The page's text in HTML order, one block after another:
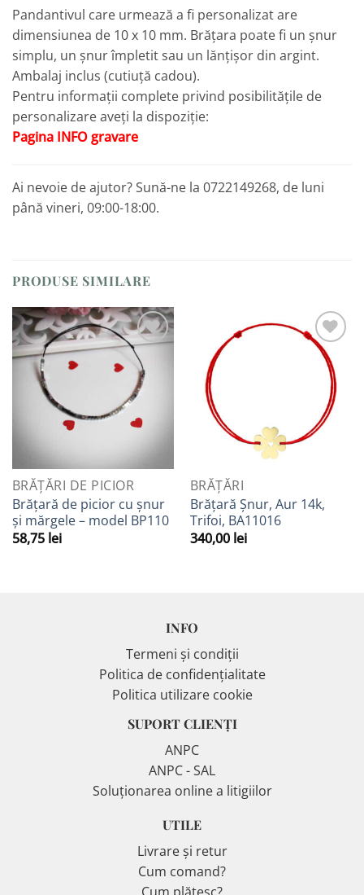
Pandantivul care urmează a fi personalizat are
dimensiunea de 10 x 10 mm. Brățara poate fi un șnur
simplu, un șnur împletit sau un lănțișor din argint.
Ambalaj inclus (cutiuță cadou).
Pentru informații complete privind posibilitățile de
personalizare aveți la dispoziție:
Pagina INFO gravare
Ai nevoie de ajutor? Sună-ne la 0722149268, de luni
până vineri, 09:00-18:00.
PRODUSE SIMILARE
Adaugă
la
Favorite
BRĂȚĂRI DE PICIOR
Brățară de picior cu șnur
și mărgele – model BP110
58,75 lei
Adaugă
Favorite
BRĂȚĂRI
Brățară Șnur, Aur 14k,
Trifoi, BA11016
340,00 lei
INFO
Termeni și condiții
Politica de confidențialitate
Politica utilizare cookie
SUPORT CLIENȚI
ANPC
ANPC - SAL
Soluționarea online a litigiilor
UTILE
Livrare și retur
Cum comand?